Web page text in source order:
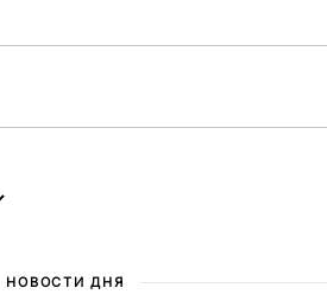
НОВОСТИ ДНЯ